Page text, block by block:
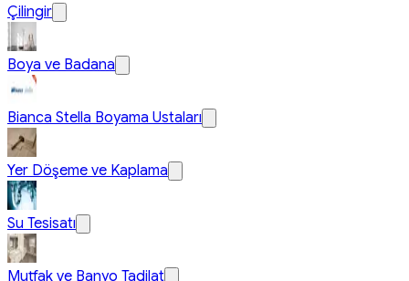
Çilingir
Boya ve Badana
Bianca Stella Boyama Ustaları
Yer Döşeme ve Kaplama
Su Tesisatı
Mutfak ve Banyo Tadilat